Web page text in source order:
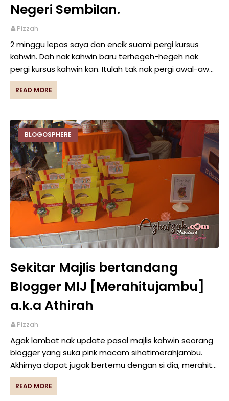
Negeri Sembilan.
Pizzah
2 minggu lepas saya dan encik suami pergi kursus
kahwin. Dah nak kahwin baru terhegeh-hegeh nak
pergi kursus kahwin kan. Itulah tak nak pergi awal-aw…
READ MORE
BLOGOSPHERE
Sekitar Majlis bertandang
Blogger MIJ [Merahitujambu]
a.k.a Athirah
Pizzah
Agak lambat nak update pasal majlis kahwin seorang
blogger yang suka pink macam sihatimerahjambu.
Akhirnya dapat jugak bertemu dengan si dia, merahit…
READ MORE